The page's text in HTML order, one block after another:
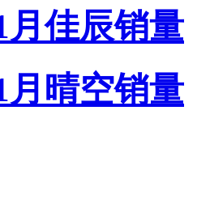
月佳辰销量
月晴空销量